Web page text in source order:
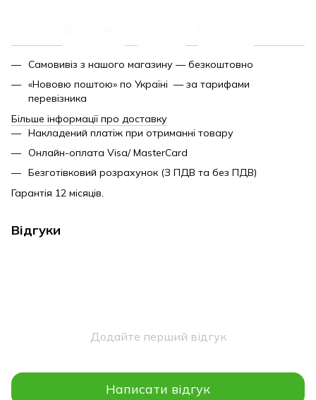
Самовивіз з нашого магазину — безкоштовно
«Нововю поштою» по Україні — за тарифами
перевізника
Більше інформації про доставку
Накладений платіж при отриманні товару
Онлайн-оплата Visa/ MasterCard
Безготівковий розрахунок (З ПДВ та без ПДВ)
Гарантія 12 місяців.
Відгуки
Додайте перший відгук
Написати відгук